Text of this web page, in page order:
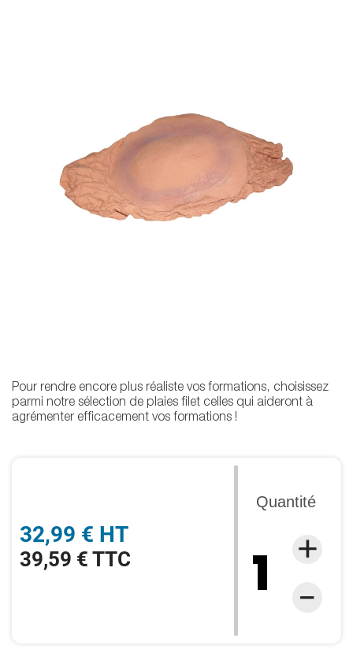
32,99 € HT
39,59 € TTC
Quantité
Pour rendre encore plus réaliste vos formations, choisissez
parmi notre sélection de plaies filet celles qui aideront à
agrémenter efficacement vos formations !